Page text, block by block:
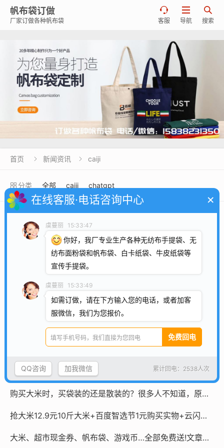
帆布袋订做
厂家订做各种帆布袋

搜索

导航

客服
首页  新闻资讯  caiji
分类 全部 caiji chatgpt
明天,江津这里又会打拥堂!
束口袋的好处
如何选择帆布袋的厚度
低调又创意的帆布袋
帆布袋印制方法
使用帆布袋的好处
购买大米时，买袋装的还是散装的？很多人不知道，原来差别这么大
抢大米12.9元10斤大米+百度智选节1元购买实物+云闪付电费30-5+免费领巴拉巴拉帆布袋+重新上架网易严选1得16
大米、超市现金券、帆布袋、游戏币…全部免费送!文章内附攻略!
在线客服·电话咨询中心 ×
虞蔓丽 15:33:47
你好，我厂专业生产各种无纺布手提袋、无
纺布面粉袋和帆布袋、白卡纸袋、牛皮纸袋等
宣传手提袋。
虞蔓丽 15:33:49
如需订做，请在下方输入您的电话，或者加客
服微信，我们为您报价。
累计回电：2538人次
QQ咨询 加我微信